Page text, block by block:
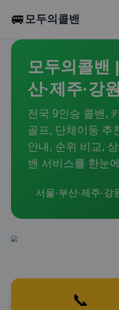
🚐 모두의콜밴
모두의콜밴
산·제주·강원
전국 9인승 콜밴,
골프, 단체이동 추
안내, 순위 비교,
밴 서비스를 한눈
서울·부산·제주·강
📞